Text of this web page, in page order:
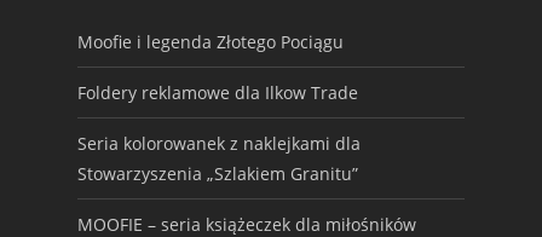
Moofie i legenda Złotego Pociągu
Foldery reklamowe dla Ilkow Trade
Seria kolorowanek z naklejkami dla
Stowarzyszenia „Szlakiem Granitu”
MOOFIE – seria książeczek dla miłośników